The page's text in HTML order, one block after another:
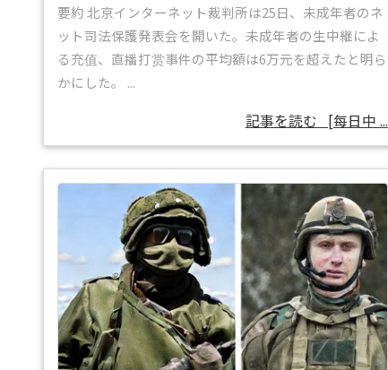
要約 北京インターネット裁判所は25日、未成年者のネ
ット司法保護発表会を開いた。未成年者の生中継によ
る充值、直播打赏事件の平均額は6万元を超えたと明ら
かにした。 ...
記事を読む [每日中 ...